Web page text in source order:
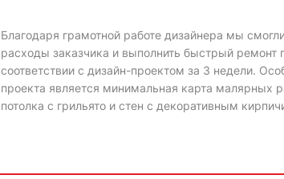
Благодаря грамотной работе дизайнера мы
расходы заказчика и выполнить быстрый ремонт
соответствии с дизайн-проектом за 3 недели.
проекта является минимальная карта малярных
потолка с грильято и стен с декоративным